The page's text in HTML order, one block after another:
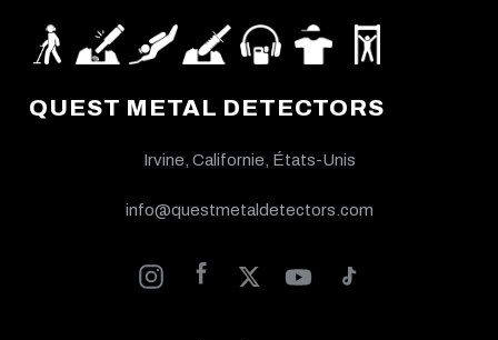
QUEST METAL DETECTORS
Irvine, Californie, États-Unis
info@questmetaldetectors.com